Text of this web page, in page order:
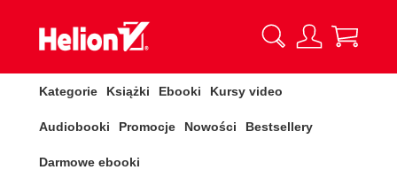
Kategorie Książki Ebooki Kursy video
Audiobooki Promocje Nowości Bestsellery
Darmowe ebooki